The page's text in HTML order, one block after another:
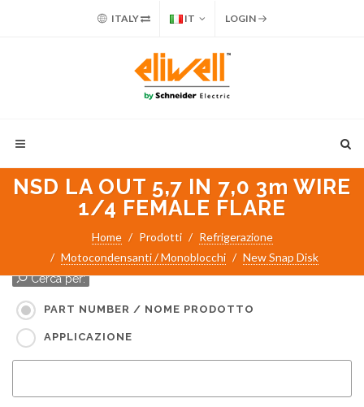
ITALY IT LOGIN
NSD LA OUT 5,7 IN 7,0 3m WIRE
1/4 FEMALE FLARE
Home Prodotti
Refrigerazione
Motocondensanti / Monoblocchi
New Snap Disk
Cerca per:
PART NUMBER / NOME PRODOTTO
APPLICAZIONE